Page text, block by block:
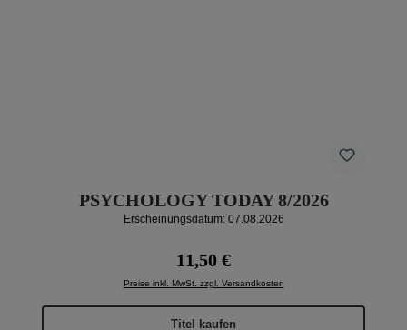
PSYCHOLOGY TODAY 8/2026
Erscheinungsdatum: 07.08.2026
Regulärer Preis:
11,50 €
Preise inkl. MwSt. zzgl. Versandkosten
Titel kaufen